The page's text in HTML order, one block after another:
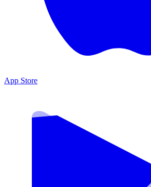
App Store